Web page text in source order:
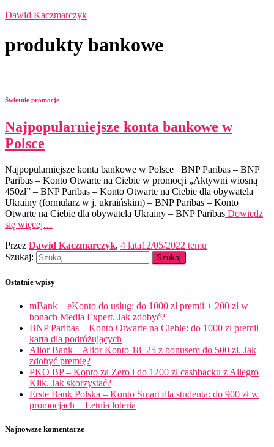
Dawid Kaczmarczyk
produkty bankowe
Świetnie promocje
Najpopularniejsze konta bankowe w
Polsce
Najpopularniejsze konta bankowe w Polsce BNP Paribas – BNP
Paribas – Konto Otwarte na Ciebie w promocji „Aktywni wiosną
450zł” – BNP Paribas – Konto Otwarte na Ciebie dla obywatela
Ukrainy (formularz w j. ukraińskim) – BNP Paribas – Konto
Otwarte na Ciebie dla obywatela Ukrainy – BNP Paribas Dowiedz
się więcej…
Przez Dawid Kaczmarczyk, 4 lata12/05/2022 temu
Szukaj:
Ostatnie wpisy
mBank – eKonto do usług: do 1000 zł premii + 200 zł w
bonach Media Expert. Jak zdobyć?
BNP Paribas – Konto Otwarte na Ciebie: do 1000 zł premii +
karta dla podróżujących
Alior Bank – Alior Konto 18–25 z bonusem do 500 zł. Jak
zdobyć premię?
PKO BP – Konto za Zero i do 1200 zł cashbacku z Allegro
Klik. Jak skorzystać?
Erste Bank Polska – Konto Smart dla studenta: do 900 zł w
promocjach + Letnia loteria
Najnowsze komentarze